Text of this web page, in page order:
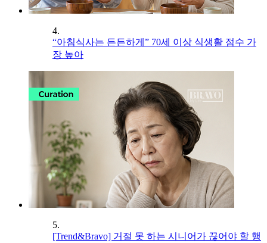
4.
“아침식사는 든든하게” 70세 이상 식생활 점수 가
장 높아
5.
[Trend&Bravo] 거절 못 하는 시니어가 끊어야 할 행